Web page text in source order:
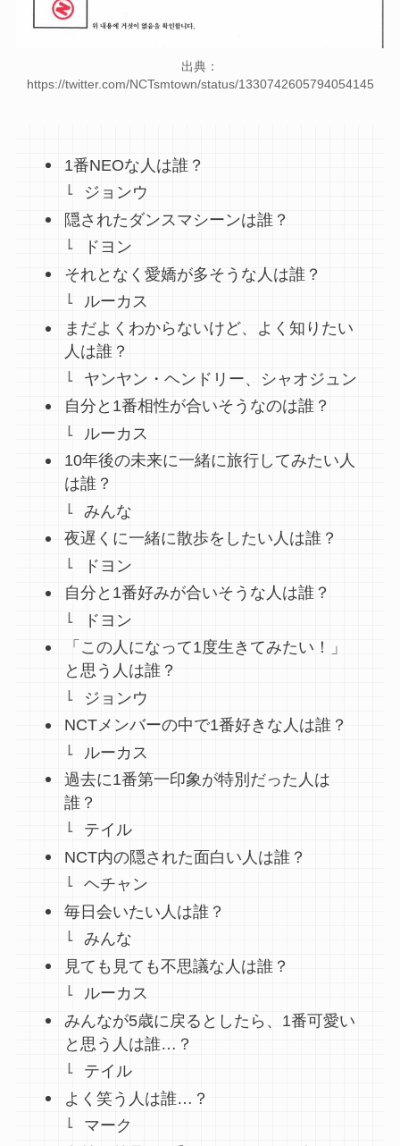
出典：
https://twitter.com/NCTsmtown/status/1330742605794054145
1番NEOな人は誰？
ジョンウ
隠されたダンスマシーンは誰？
ドヨン
それとなく愛嬌が多そうな人は誰？
ルーカス
まだよくわからないけど、よく知りたい
人は誰？
ヤンヤン・ヘンドリー、シャオジュン
自分と1番相性が合いそうなのは誰？
ルーカス
10年後の未来に一緒に旅行してみたい人
は誰？
みんな
夜遅くに一緒に散歩をしたい人は誰？
ドヨン
自分と1番好みが合いそうな人は誰？
ドヨン
「この人になって1度生きてみたい！」
と思う人は誰？
ジョンウ
NCTメンバーの中で1番好きな人は誰？
ルーカス
過去に1番第一印象が特別だった人は
誰？
テイル
NCT内の隠された面白い人は誰？
ヘチャン
毎日会いたい人は誰？
みんな
見ても見ても不思議な人は誰？
ルーカス
みんなが5歳に戻るとしたら、1番可愛い
と思う人は誰…？
テイル
よく笑う人は誰…？
マーク